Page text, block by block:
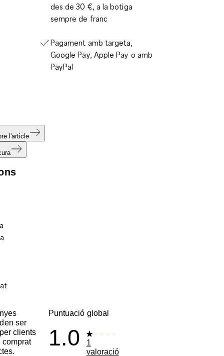
des de 30 €, a la botiga
sempre de franc
Pagament amb targeta,
Google Pay, Apple Pay o amb
PayPal
l'article
ser
clients
comprat
Puntuació global
1.0
1
valoració